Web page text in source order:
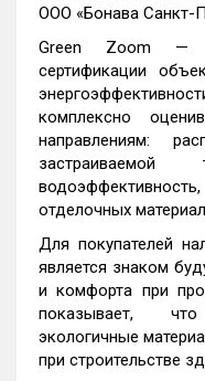
ООО «Бонава Санкт-
Green Zoom —
сертификации
комплексно
направлениям:
отделочных
Для покупателей
является знаком
и комфорта при
показывает,
экологичные
при строительстве